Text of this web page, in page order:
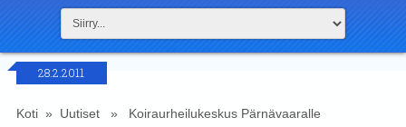
28.2.2011
Koti» Uutiset» Koiraurheilukeskus Pärnävaaralle